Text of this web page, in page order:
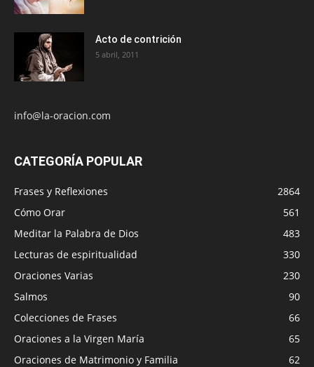
Acto de contrición
5 abril, 2011
info@la-oracion.com
CATEGORÍA POPULAR
Frases y Reflexiones
2864
Cómo Orar
561
Meditar la Palabra de Dios
483
Lecturas de espiritualidad
330
Oraciones Varias
230
Salmos
90
Colecciones de Frases
66
Oraciones a la Virgen María
65
Oraciones de Matrimonio y Familia
62